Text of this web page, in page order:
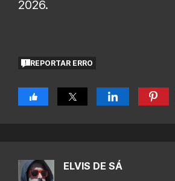
2026.
REPORTAR ERRO
ELVIS DE SÁ